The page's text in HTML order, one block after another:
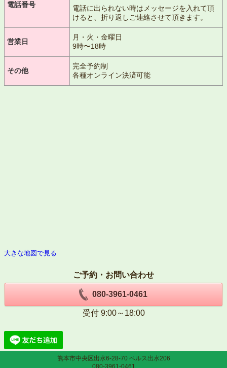
電話番号
電話に出られない時はメッセージを入れて頂
けると、折り返しご連絡させて頂きます。
営業日
月・火・金曜日
9時〜18時
その他
完全予約制
各種オンライン決済可能
大きな地図で見る
ご予約・お問い合わせ
080-3961-0461
受付 9:00～18:00
熊本市中央区出水6-28-70 ベルス出水206